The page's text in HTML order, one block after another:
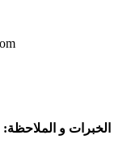
الخبرات و الملاحظة: